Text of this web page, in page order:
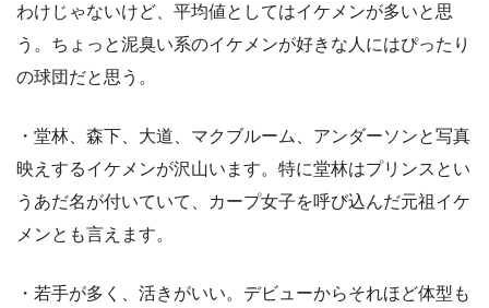
わけじゃないけど、平均値としてはイケメンが多いと思
う。ちょっと泥臭い系のイケメンが好きな人にはぴったり
の球団だと思う。
・堂林、森下、大道、マクブルーム、アンダーソンと写真
映えするイケメンが沢山います。特に堂林はプリンスとい
うあだ名が付いていて、カープ女子を呼び込んだ元祖イケ
メンとも言えます。
・若手が多く、活きがいい。デビューからそれほど体型も